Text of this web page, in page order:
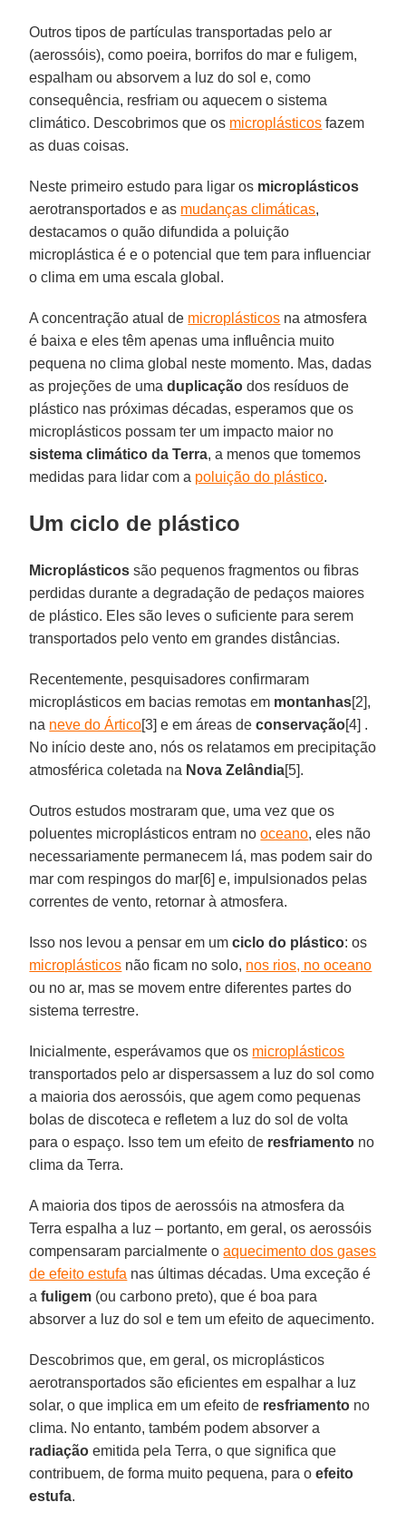
Outros tipos de partículas transportadas pelo ar
(aerossóis), como poeira, borrifos do mar e fuligem,
espalham ou absorvem a luz do sol e, como
consequência, resfriam ou aquecem o sistema
climático. Descobrimos que os microplásticos fazem
as duas coisas.
Neste primeiro estudo para ligar os microplásticos
aerotransportados e as mudanças climáticas,
destacamos o quão difundida a poluição
microplástica é e o potencial que tem para influenciar
o clima em uma escala global.
A concentração atual de microplásticos na atmosfera
é baixa e eles têm apenas uma influência muito
pequena no clima global neste momento. Mas, dadas
as projeções de umaduplicação dos resíduos de
plástico nas próximas décadas, esperamos que os
microplásticos possam ter um impacto maior no
sistema climático da Terra, a menos que tomemos
medidas para lidar com a poluição do plástico.
Um ciclo de plástico
Microplásticos são pequenos fragmentos ou fibras
perdidas durante a degradação de pedaços maiores
de plástico. Eles são leves o suficiente para serem
transportados pelo vento em grandes distâncias.
Recentemente, pesquisadores confirmaram
microplásticos em bacias remotas em montanhas[2],
na neve do Ártico[3] e em áreas deconservação[4] .
No início deste ano, nós os relatamos em precipitação
atmosférica coletada na Nova Zelândia[5].
Outros estudos mostraram que, uma vez que os
poluentes microplásticos entram nooceano, eles não
necessariamente permanecem lá, mas podem sair do
mar com respingos do mar[6] e, impulsionados pelas
correntes de vento, retornar à atmosfera.
Isso nos levou a pensar em umciclo do plástico: os
microplásticos não ficam no solo, nos rios, no oceano
ou no ar, mas se movem entre diferentes partes do
sistema terrestre.
Inicialmente, esperávamos que os microplásticos
transportados pelo ar dispersassem a luz do sol como
a maioria dos aerossóis, que agem como pequenas
bolas de discoteca e refletem a luz do sol de volta
para o espaço. Isso tem um efeito de resfriamento no
clima da Terra.
A maioria dos tipos de aerossóis na atmosfera da
Terra espalha a luz – portanto, em geral, os aerossóis
compensaram parcialmente oaquecimento dos gases
de efeito estufa nas últimas décadas. Uma exceção é
afuligem (ou carbono preto), que é boa para
absorver a luz do sol e tem um efeito de aquecimento.
Descobrimos que, em geral, os microplásticos
aerotransportados são eficientes em espalhar a luz
solar, o que implica em um efeito de resfriamento no
clima. No entanto, também podem absorver a
radiação emitida pela Terra, o que significa que
contribuem, de forma muito pequena, para oefeito
estufa.